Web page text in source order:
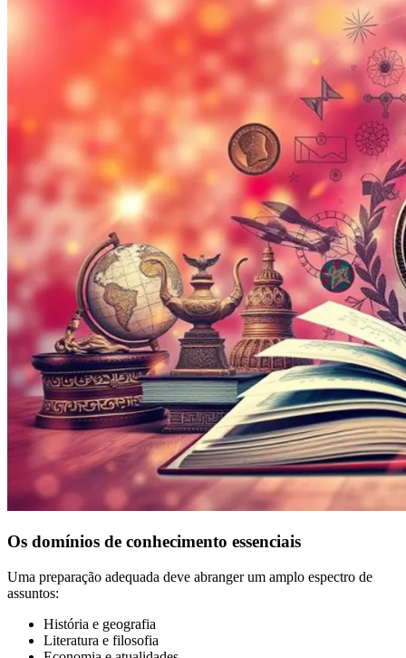
Os domínios de conhecimento essenciais
Uma preparação adequada deve abranger um amplo espectro de
assuntos:
História e geografia
Literatura e filosofia